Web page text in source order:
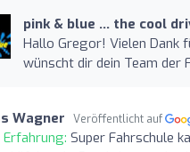
pink & blue ... the cool
Hallo Gregor! Vielen Dank
wünscht dir dein Team der
Wagner Veröffentlicht auf
Super Fahrschule